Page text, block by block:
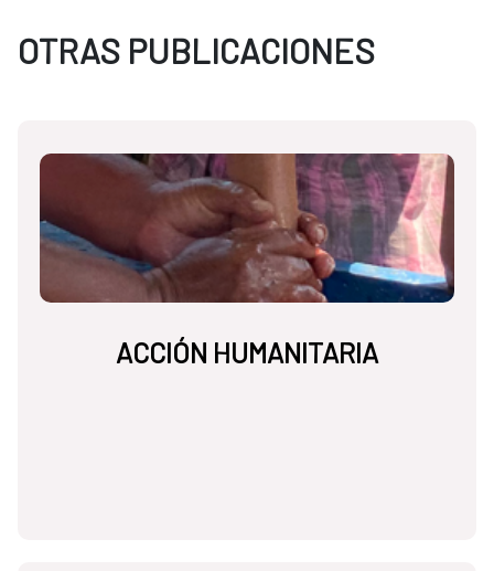
OTRAS PUBLICACIONES
ACCIÓN HUMANITARIA